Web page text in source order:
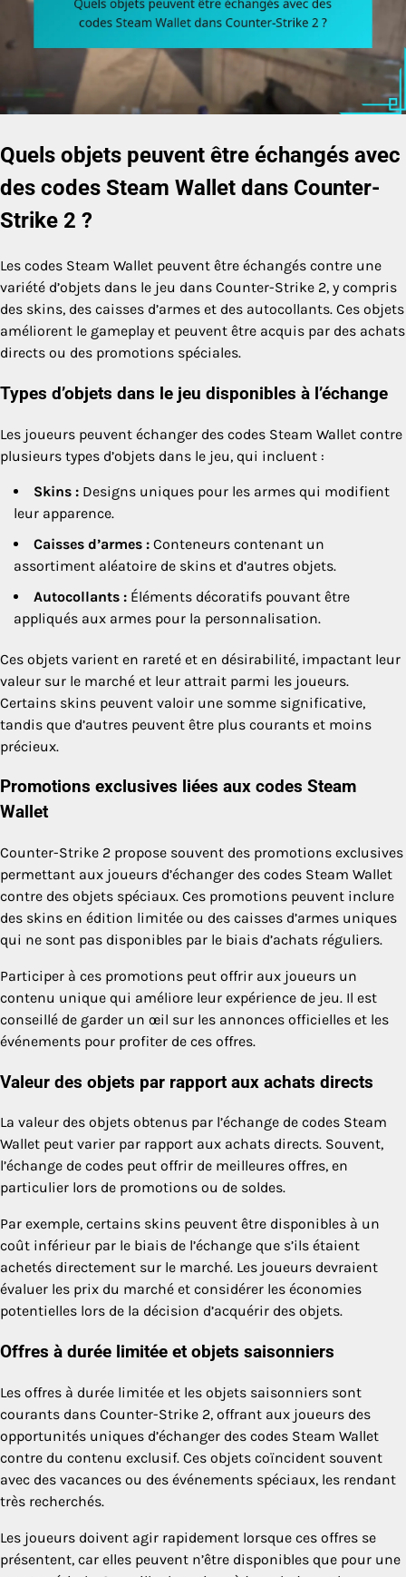
Quels objets peuvent être échangés avec
des codes Steam Wallet dans Counter-
Strike 2 ?
Les codes Steam Wallet peuvent être échangés contre une
variété d’objets dans le jeu dans Counter-Strike 2, y compris
des skins, des caisses d’armes et des autocollants. Ces objets
améliorent le gameplay et peuvent être acquis par des achats
directs ou des promotions spéciales.
Types d’objets dans le jeu disponibles à l’échange
Les joueurs peuvent échanger des codes Steam Wallet contre
plusieurs types d’objets dans le jeu, qui incluent :
Skins : Designs uniques pour les armes qui modifient
leur apparence.
Caisses d’armes : Conteneurs contenant un
assortiment aléatoire de skins et d’autres objets.
Autocollants : Éléments décoratifs pouvant être
appliqués aux armes pour la personnalisation.
Ces objets varient en rareté et en désirabilité, impactant leur
valeur sur le marché et leur attrait parmi les joueurs.
Certains skins peuvent valoir une somme significative,
tandis que d’autres peuvent être plus courants et moins
précieux.
Promotions exclusives liées aux codes Steam
Wallet
Counter-Strike 2 propose souvent des promotions exclusives
permettant aux joueurs d’échanger des codes Steam Wallet
contre des objets spéciaux. Ces promotions peuvent inclure
des skins en édition limitée ou des caisses d’armes uniques
qui ne sont pas disponibles par le biais d’achats réguliers.
Participer à ces promotions peut offrir aux joueurs un
contenu unique qui améliore leur expérience de jeu. Il est
conseillé de garder un œil sur les annonces officielles et les
événements pour profiter de ces offres.
Valeur des objets par rapport aux achats directs
La valeur des objets obtenus par l’échange de codes Steam
Wallet peut varier par rapport aux achats directs. Souvent,
l’échange de codes peut offrir de meilleures offres, en
particulier lors de promotions ou de soldes.
Par exemple, certains skins peuvent être disponibles à un
coût inférieur par le biais de l’échange que s’ils étaient
achetés directement sur le marché. Les joueurs devraient
évaluer les prix du marché et considérer les économies
potentielles lors de la décision d’acquérir des objets.
Offres à durée limitée et objets saisonniers
Les offres à durée limitée et les objets saisonniers sont
courants dans Counter-Strike 2, offrant aux joueurs des
opportunités uniques d’échanger des codes Steam Wallet
contre du contenu exclusif. Ces objets coïncident souvent
avec des vacances ou des événements spéciaux, les rendant
très recherchés.
Les joueurs doivent agir rapidement lorsque ces offres se
présentent, car elles peuvent n’être disponibles que pour une